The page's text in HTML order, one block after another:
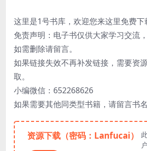
这里是1号书库，欢迎您来这里免费下
免责声明：电子书仅供大家学习交流
如需删除请留言。
如果链接失效不再补发链接，需要资
取。
小编微信：652268626
如果需要其他同类型书籍，请留言书
资源下载（密码：Lanfucai）